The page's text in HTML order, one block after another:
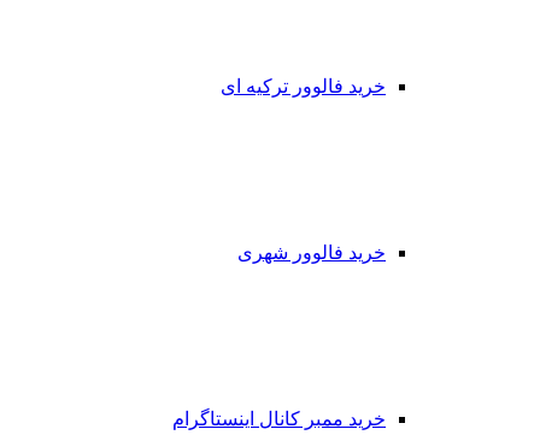
خرید فالوور ترکیه ای
خرید فالوور شهری
خرید ممبر کانال اینستاگرام